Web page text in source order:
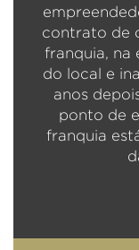
contrato de
franquia, na
do local e
anos
ponto de
franquia